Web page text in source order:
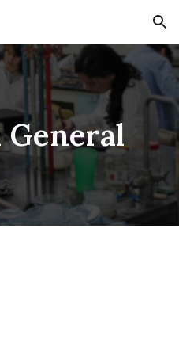
Skip to navigation